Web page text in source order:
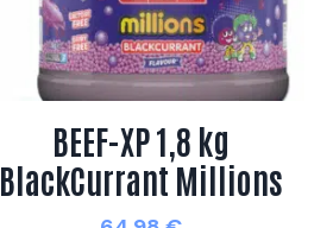
BEEF-XP 1,8 kg
BlackCurrant Millions